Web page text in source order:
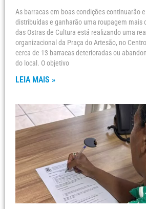
As barracas em boas condições continuarão
distribuídas e ganharão uma roupagem mais
das Ostras de Cultura está realizando uma
organizacional da Praça do Artesão, no
cerca de 13 barracas deterioradas ou
do local. O objetivo
LEIA MAIS »